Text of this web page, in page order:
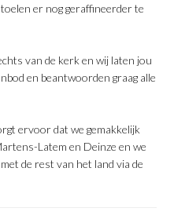
er nog geraffineerder te
van de kerk en wij laten jou
en beantwoorden graag alle
ervoor dat we gemakkelijk
Latem en Deinze en we
de rest van het land via de